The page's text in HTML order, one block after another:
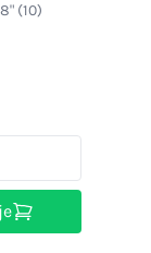
(10)